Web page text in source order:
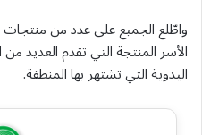
واطّلع الجميع على عدد من منتجات
الأسر المنتجة التي تقدم العديد
اليدوية التي تشتهر بها المنطقة.